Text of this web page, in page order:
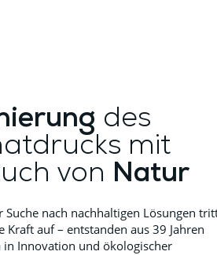
des
mit
von Natur
Suche nach nachhaltigen Lösungen
Kraft auf – entstanden aus 39 Jahren
Innovation und ökologischer